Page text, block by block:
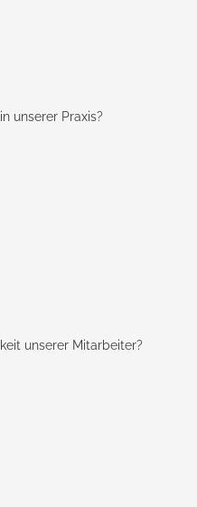
unserer Praxis?
unserer Mitarbeiter?